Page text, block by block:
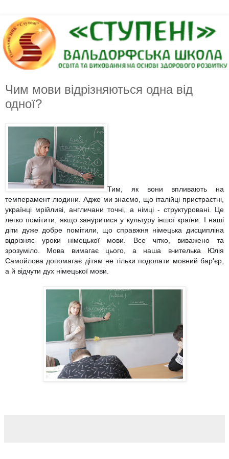
Чим мови відрізняються одна від
одної?
Тим, як вони впливають на
темперамент людини. Адже ми знаємо, що італійці пристрастні,
українці мрійливі, англичани точні, а німці - структуровані. Це
легко помітити, якщо зануритися у культуру іншої країни. І наші
діти дуже добре помітили, що справжня німецька дисципліна
відрізняє уроки німецької мови. Все чітко, виважено та
зрозуміло. Мова вимагає цього, а наша вчителька Юлія
Самойлова допомагає дітям не тільки подолати мовний бар'єр,
а й відчути дух німецької мови.